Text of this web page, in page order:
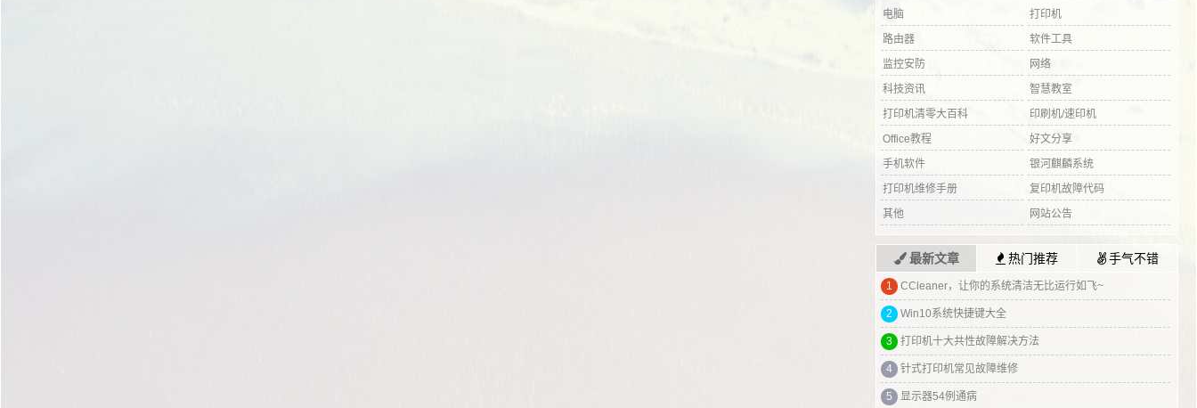
电脑
打印机
路由器
软件工具
监控安防
网络
科技资讯
智慧教室
打印机清零大百科
印刷机/速印机
Office教程
好文分享
手机软件
银河麒麟系统
打印机维修手册
复印机故障代码
其他
网站公告
最新文章 热门推荐 手气不错
1 富士施乐P268打印机硒鼓重置及加粉清零方法
2 联想lj2405墨粉灯常亮清零方法
3 关注本站 微信搜索：办公IT技术网
4 联想 M7605D 打印机清零操作详细步骤
5 WIN7-WIN10-WIN11纯净装机系统镜像，附带重装系统教程！